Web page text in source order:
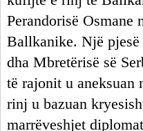
Perandorisë Osmane
Ballkanike. Një pjesë
dha Mbretërisë së
të rajonit u
rinj u bazuan
marrëveshjet